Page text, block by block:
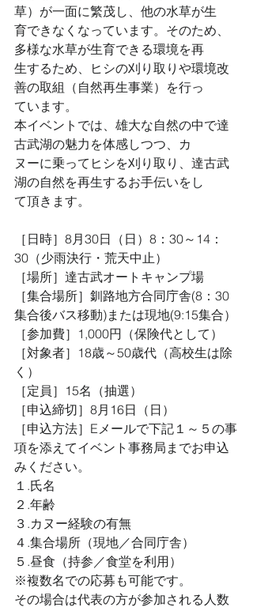
草）が一面に繁茂し、他の水草が生
育できなくなっています。そのため、
多様な水草が生育できる環境を再
生するため、ヒシの刈り取りや環境改
善の取組（自然再生事業）を行っ
ています。
本イベントでは、雄大な自然の中で達
古武湖の魅力を体感しつつ、カ
ヌーに乗ってヒシを刈り取り、達古武
湖の自然を再生するお手伝いをし
て頂きます。
［日時］8月30日（日）8：30～14：
30（少雨決行・荒天中止）
［場所］達古武オートキャンプ場
［集合場所］釧路地方合同庁舎(8：30
集合後バス移動)または現地(9:15集合）
［参加費］1,000円（保険代として）
［対象者］18歳～50歳代（高校生は除
く）
［定員］15名（抽選）
［申込締切］8月16日（日）
［申込方法］Eメールで下記１～５の事
項を添えてイベント事務局までお申込
みください。
１.氏名
２.年齢
３.カヌー経験の有無
４.集合場所（現地／合同庁舎）
５.昼食（持参／食堂を利用）
※複数名での応募も可能です。
その場合は代表の方が参加される人数